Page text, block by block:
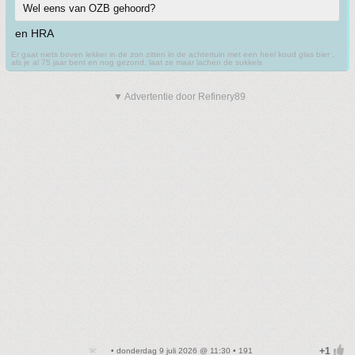
Wel eens van OZB gehoord?
en HRA
Er gaat niets boven lekker in de zon zitten in de achtertuin met een heel koud glas bier ,
als je al 75 jaar bent en nog gezond, laat ze maar lachen de sukkels
▼ Advertentie door Refinery89
• donderdag 9 juli 2026 @ 11:30 • 191